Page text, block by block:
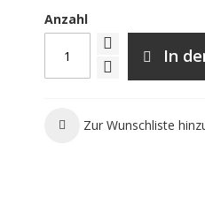
Anzahl
In
Zur Wunschliste